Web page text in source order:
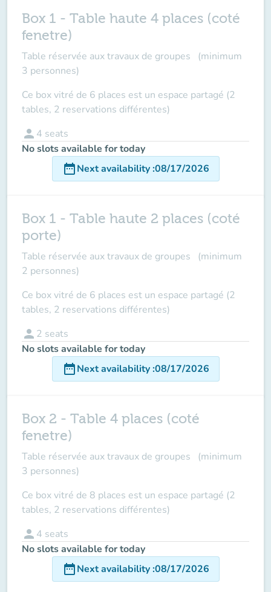
Box 1 - Table haute 4 places (coté
fenetre)
Table réservée aux travaux de groupes (minimum
3 personnes)
Ce box vitré de 6 places est un espace partagé (2
tables, 2 reservations différentes)
person 4 seats
No slots available for today
date_rangeNext availability:08/17/2026
Box 1 - Table haute 2 places (coté
porte)
Table réservée aux travaux de groupes (minimum
2 personnes)
Ce box vitré de 6 places est un espace partagé (2
tables, 2 reservations différentes)
person 2 seats
No slots available for today
date_rangeNext availability:08/17/2026
Box 2 - Table 4 places (coté
fenetre)
Table réservée aux travaux de groupes (minimum
3 personnes)
Ce box vitré de 8 places est un espace partagé (2
tables, 2 reservations différentes)
person 4 seats
No slots available for today
date_rangeNext availability:08/17/2026